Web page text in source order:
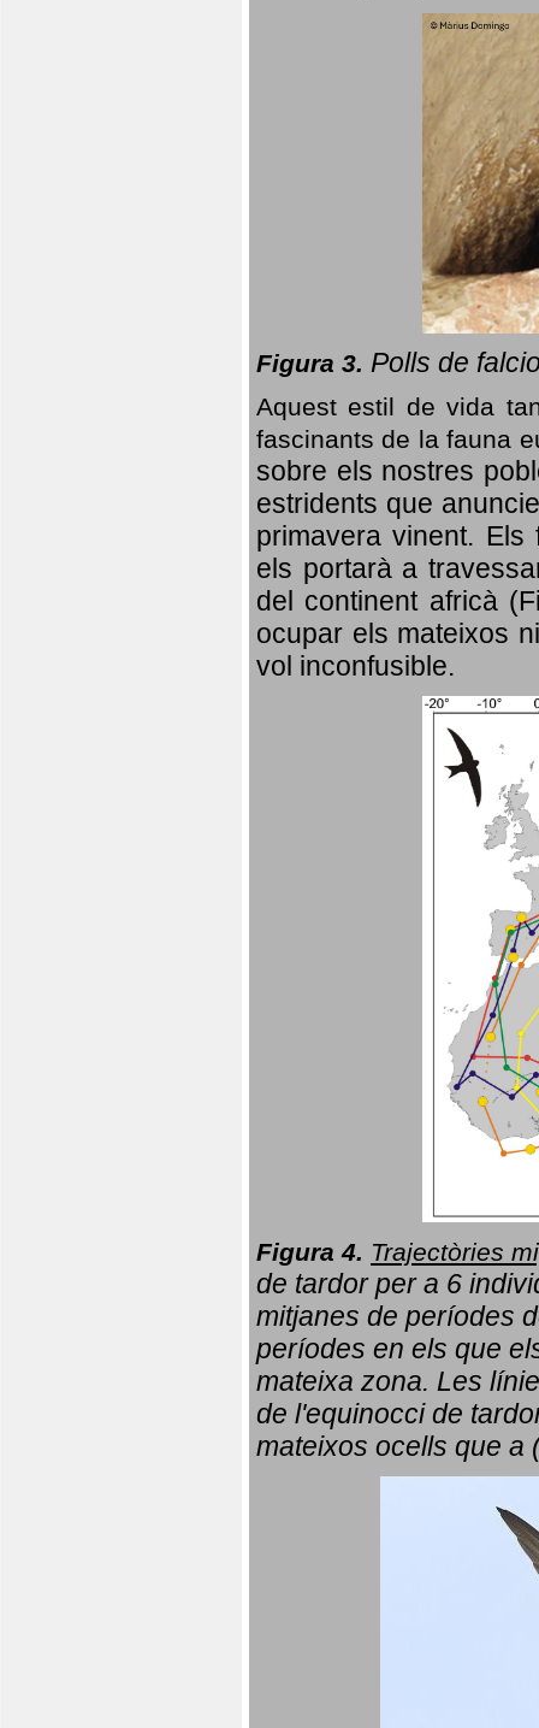
Figura 3. Polls de
Aquest estil de vida
fascinants de la fauna
sobre els nostres
estridents que
primavera vinent. Els
els portarà a
del continent africà
ocupar els mateixos
vol inconfusible.
Figura 4. Trajectòries
de tardor per a 6
mitjanes de períodes
períodes en els que
mateixa zona. Les
de l'equinocci de
mateixos ocells que a